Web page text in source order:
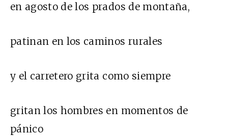
en agosto de los prados de montaña,
patinan en los caminos rurales
y el carretero grita como siempre
gritan los hombres en momentos de
pánico